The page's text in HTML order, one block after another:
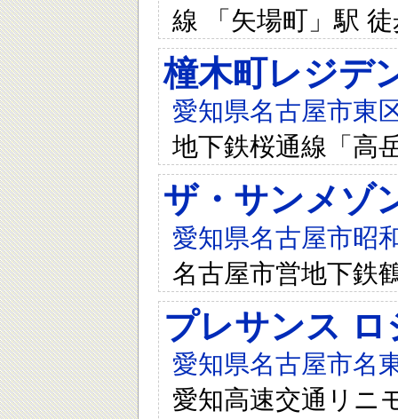
線 「矢場町」駅
橦木町レジデ
愛知県名古屋市東
地下鉄桜通線「高
ザ・サンメゾ
愛知県名古屋市昭
名古屋市営地下鉄
プレサンス
愛知県名古屋市名
愛知高速交通リニ